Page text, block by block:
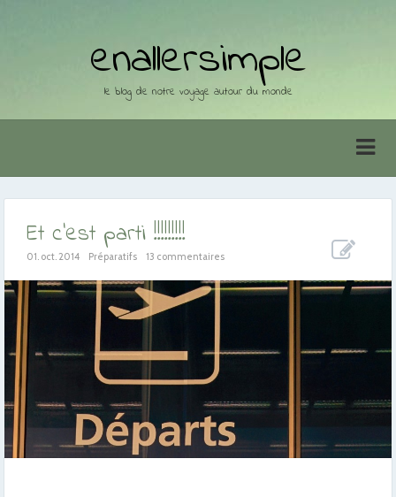
enallersimple
le blog de notre voyage autour du monde
Et c’est parti !!!!!!!!!
01. oct. 2014 Préparatifs 13 commentaires